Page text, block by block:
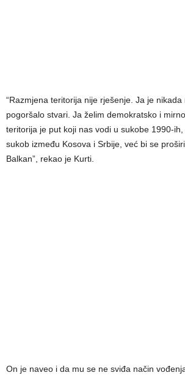
“Razmjena teritorija nije rješenje. Ja je
pogoršalo stvari. Ja želim demokratsko i
teritorija je put koji nas vodi u sukobe 1990-
sukob između Kosova i Srbije, već bi se
Balkan”, rekao je Kurti.
On je naveo i da mu se ne sviđa način